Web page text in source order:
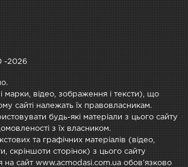
-2026
марки, відео, зображення і тексти), що
сайті належать їх правовласникам.
будь-які матеріали з цього сайту
з їх власником.
та графічних матеріалів (відео,
скріншоти сторінок) з цього сайту
на сайт www.acmodasi.com.ua обов'язково